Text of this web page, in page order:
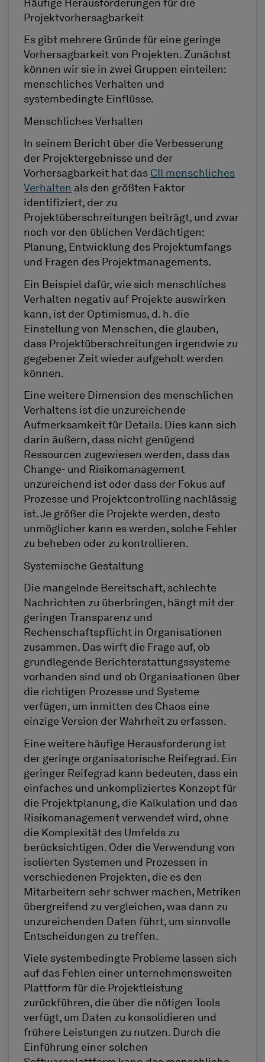
Häufige Herausforderungen für die
Projektvorhersagbarkeit
Es gibt mehrere Gründe für eine geringe
Vorhersagbarkeit von Projekten. Zunächst
können wir sie in zwei Gruppen einteilen:
menschliches Verhalten und
systembedingte Einflüsse.
Menschliches Verhalten
In seinem Bericht über die Verbesserung
der Projektergebnisse und der
Vorhersagbarkeit hat das CII menschliches
Verhalten als den größten Faktor
identifiziert, der zu
Projektüberschreitungen beiträgt, und zwar
noch vor den üblichen Verdächtigen:
Planung, Entwicklung des Projektumfangs
und Fragen des Projektmanagements.
Ein Beispiel dafür, wie sich menschliches
Verhalten negativ auf Projekte auswirken
kann, ist der Optimismus, d. h. die
Einstellung von Menschen, die glauben,
dass Projektüberschreitungen irgendwie zu
gegebener Zeit wieder aufgeholt werden
können.
Eine weitere Dimension des menschlichen
Verhaltens ist die unzureichende
Aufmerksamkeit für Details. Dies kann sich
darin äußern, dass nicht genügend
Ressourcen zugewiesen werden, dass das
Change- und Risikomanagement
unzureichend ist oder dass der Fokus auf
Prozesse und Projektcontrolling nachlässig
ist. Je größer die Projekte werden, desto
unmöglicher kann es werden, solche Fehler
zu beheben oder zu kontrollieren.
Systemische Gestaltung
Die mangelnde Bereitschaft, schlechte
Nachrichten zu überbringen, hängt mit der
geringen Transparenz und
Rechenschaftspflicht in Organisationen
zusammen. Das wirft die Frage auf, ob
grundlegende Berichterstattungssysteme
vorhanden sind und ob Organisationen über
die richtigen Prozesse und Systeme
verfügen, um inmitten des Chaos eine
einzige Version der Wahrheit zu erfassen.
Eine weitere häufige Herausforderung ist
der geringe organisatorische Reifegrad. Ein
geringer Reifegrad kann bedeuten, dass ein
einfaches und unkompliziertes Konzept für
die Projektplanung, die Kalkulation und das
Risikomanagement verwendet wird, ohne
die Komplexität des Umfelds zu
berücksichtigen. Oder die Verwendung von
isolierten Systemen und Prozessen in
verschiedenen Projekten, die es den
Mitarbeitern sehr schwer machen, Metriken
übergreifend zu vergleichen, was dann zu
unzureichenden Daten führt, um sinnvolle
Entscheidungen zu treffen.
Viele systembedingte Probleme lassen sich
auf das Fehlen einer unternehmensweiten
Plattform für die Projektleistung
zurückführen, die über die nötigen Tools
verfügt, um Daten zu konsolidieren und
frühere Leistungen zu nutzen. Durch die
Einführung einer solchen